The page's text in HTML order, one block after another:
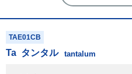
TAE01CB
Ta タンタル tantalum